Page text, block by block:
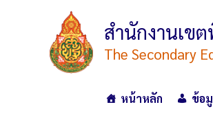
สำนักงานเข
The Secondary
หน้าหลัก ข้อ